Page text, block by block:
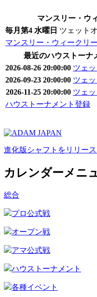
マンスリー・ウ
毎月第4 水曜日 ツェット
マンスリー・ウィークリ
最近のハウストーナ
2026-08-26 20:00:00 ツェ
2026-09-23 20:00:00 ツェ
2026-11-25 20:00:00 ツェ
ハウストーナメント登録
進化版シャフトをリリー
カレンダーメニ
総合
プロ公式戦
オープン戦
アマ公式戦
ハウストーナメント
各種イベント